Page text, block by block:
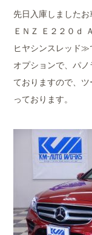
先日入庫しました
ＥＮＺ Ｅ２２０ｄ
ヒヤシンスレッド
オプションで、パ
ておりますので、
っております。